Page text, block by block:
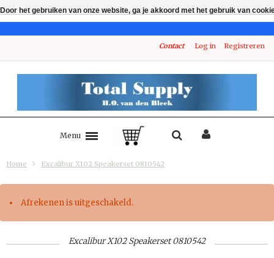
Contact Log in Registreren
Menu
Home Excalibur X102 Speakerset 0810542
Afrekenen is uitgeschakeld.
Excalibur X102 Speakerset 0810542
Door het gebruiken van onze website, ga je akkoord met het gebruik van